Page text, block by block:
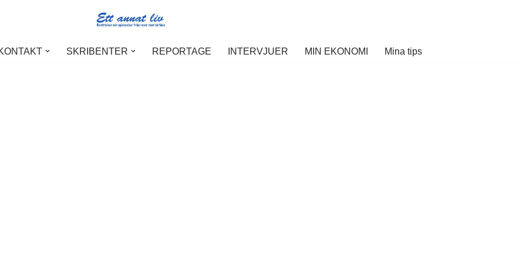
SKRIBENTER REPORTAGE INTERVJUER MIN EKONOMI Mina tips